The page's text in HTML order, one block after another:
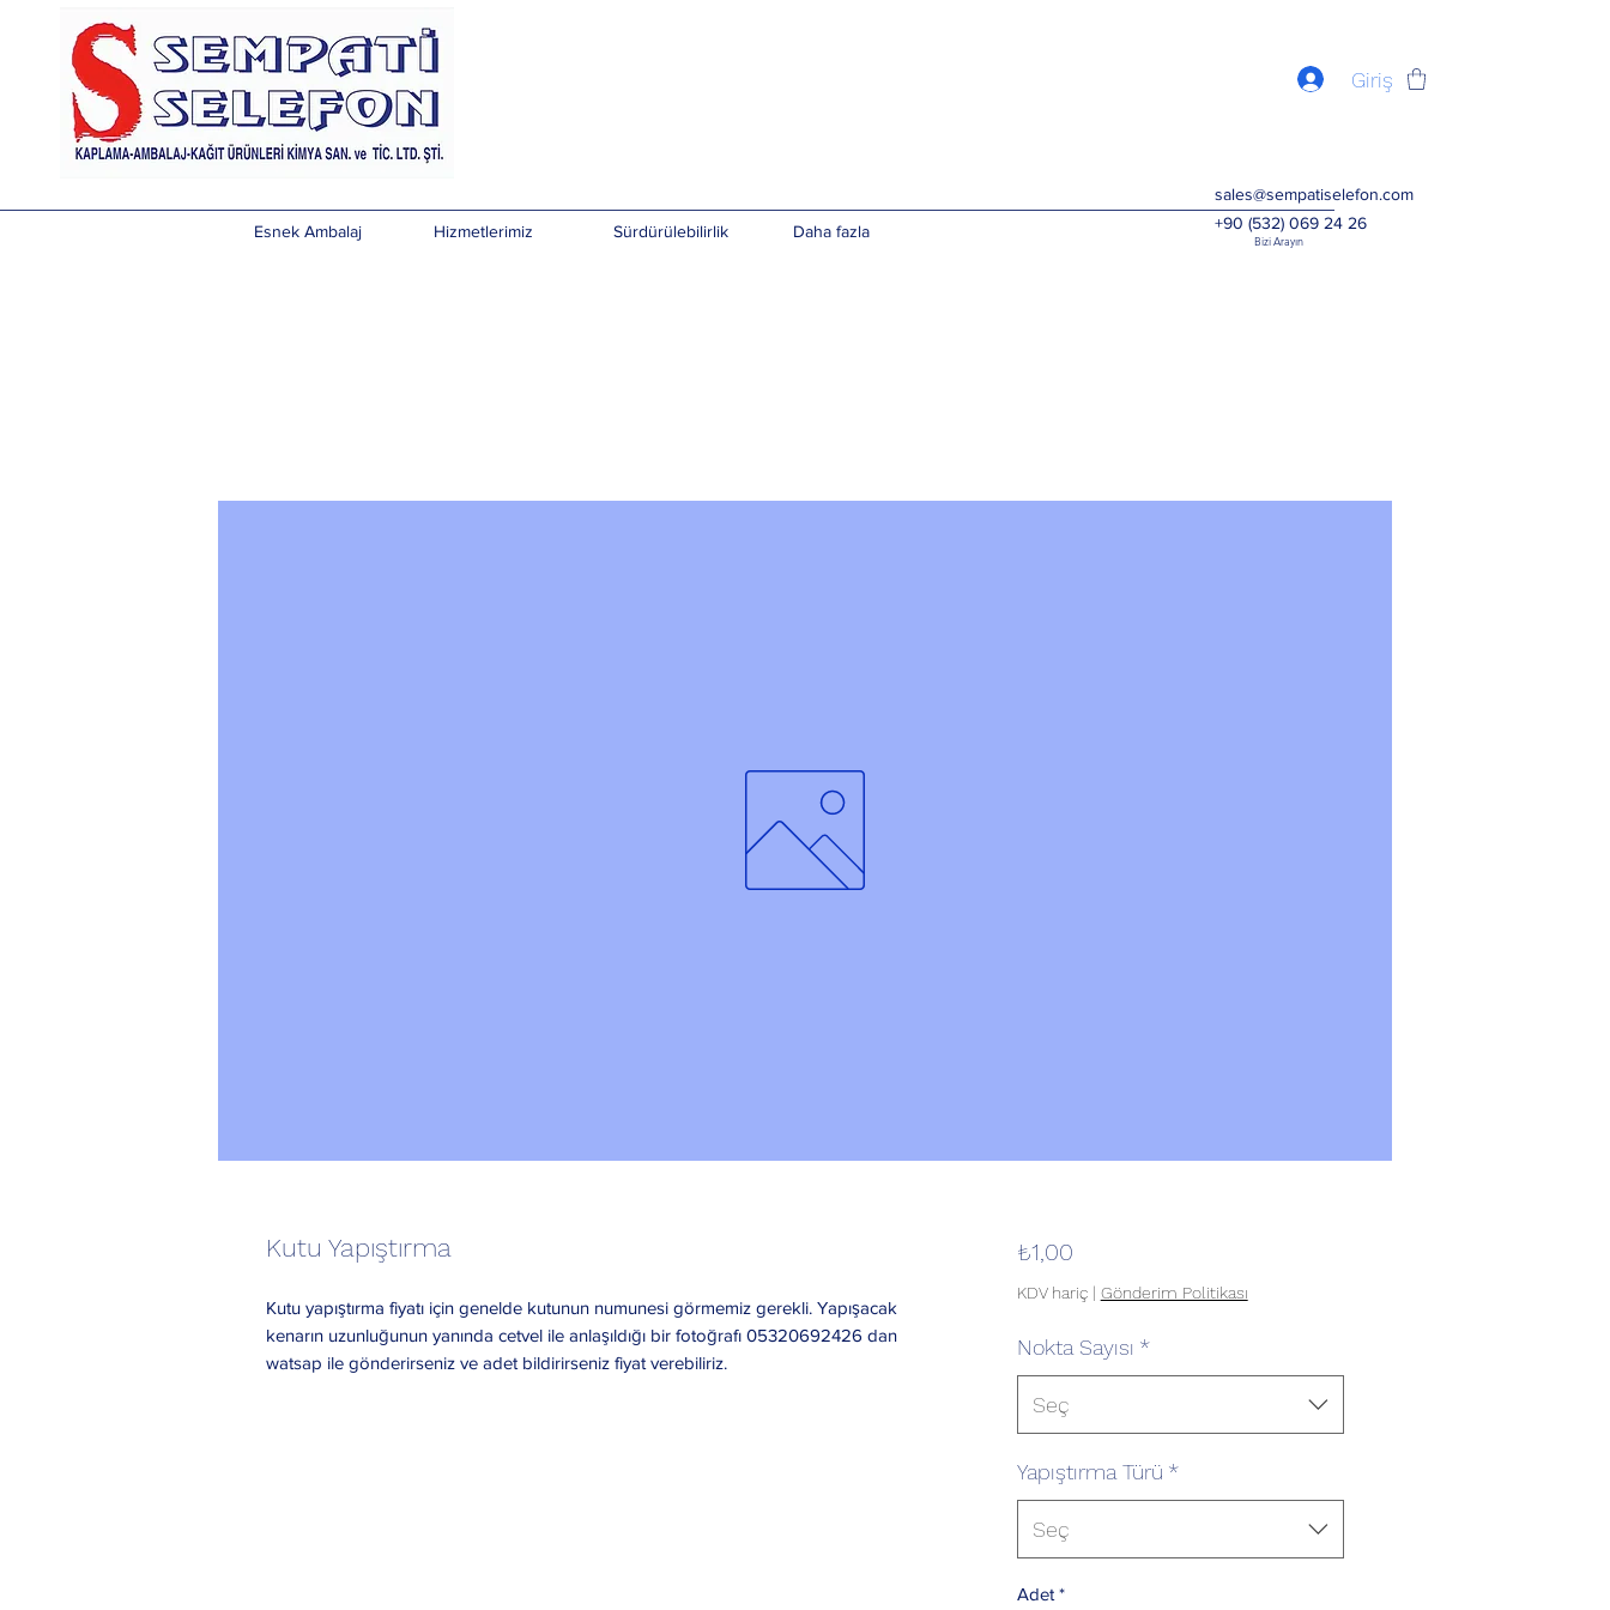
Giriş
sales@sempatiselefon.com
+90 (532) 069 24 26
Esnek Ambalaj Hizmetlerimiz Sürdürülebilirlik Daha fazla Bizi Arayın
Kutu Yapıştırma
Kutu yapıştırma fiyatı için genelde kutunun numunesi görmemiz gerekli. Yapışacak
kenarın uzunluğunun yanında cetvel ile anlaşıldığı bir fotoğrafı 05320692426 dan
watsap ile gönderirseniz ve adet bildirirseniz fiyat verebiliriz.
₺1,00Fiyat
KDV hariç| Gönderim Politikası
Nokta Sayısı *
Seç
Yapıştırma Türü *
Seç
Adet *